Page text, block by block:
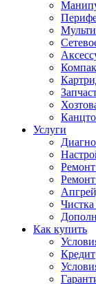
Услуги
Ремонт
Как купить
Кредит